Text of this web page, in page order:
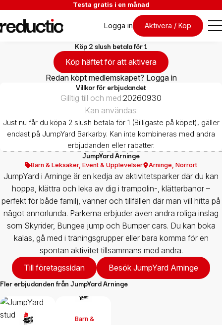
Testa gratis i en månad
Logga in Aktivera / Köp
Köp 2 slush betala för 1
Köp häftet för att aktivera
Redan köpt medlemskapet? Logga in
Villkor för erbjudandet
Gilltig till och med:20260930
Kan användas:
Just nu får du köpa 2 slush betala för 1 (Billigaste på köpet), gäller
endast på JumpYard Barkarby. Kan inte kombineras med andra
erbjudanden eller rabatter.
JumpYard Arninge
Barn & Leksaker, Event & Upplevelser Arninge Norrort
JumpYard i Arninge är en kedja av aktivitetsparker där du kan
hoppa, klättra och leka av dig i trampolin-, klätterbanor –
perfekt för både familj, vänner och tillfällen där man vill hitta på
något annorlunda. Parkerna erbjuder även andra roliga inslag
som Skyrider, Bungee jump och Bumper cars. Du kan boka
kalas, gå med i träningsgrupper eller bara komma för en
spontan aktivitet tillsammans med andra.
Till företagssidan
Besök JumpYard Arninge
Fler erbjudanden frånJumpYard Arninge
Barn &